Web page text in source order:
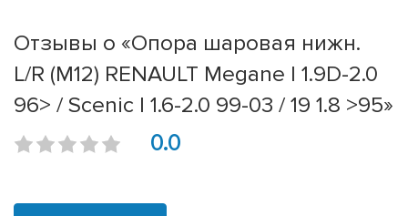
Отзывы о «Опора шаровая нижн.
L/R (M12) RENAULT Megane I 1.9D-2.0
96> / Scenic I 1.6-2.0 99-03 / 19 1.8 >95»
0.0